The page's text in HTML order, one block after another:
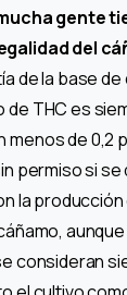
gente
del
de la base
THC es
menos de 0,2
permiso si se
la
consideran